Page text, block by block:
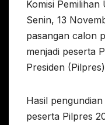
Komisi
Senin, 13
pasangan calon
menjadi peserta
Presiden
Hasil
peserta Pilpres